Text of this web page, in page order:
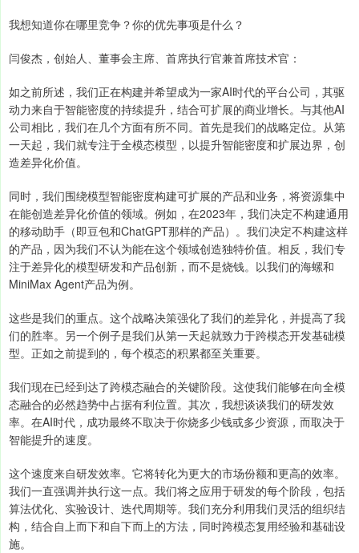
我想知道你在哪里竞争？你的优先事项是什么？
闫俊杰，创始人、董事会主席、首席执行官兼首席技术官：
如之前所述，我们正在构建并希望成为一家AI时代的平台公司，其驱
动力来自于智能密度的持续提升，结合可扩展的商业增长。与其他AI
公司相比，我们在几个方面有所不同。首先是我们的战略定位。从第
一天起，我们就专注于全模态模型，以提升智能密度和扩展边界，创
造差异化价值。
同时，我们围绕模型智能密度构建可扩展的产品和业务，将资源集中
在能创造差异化价值的领域。例如，在2023年，我们决定不构建通用
的移动助手（即豆包和ChatGPT那样的产品）。我们决定不构建这样
的产品，因为我们不认为能在这个领域创造独特价值。相反，我们专
注于差异化的模型研发和产品创新，而不是烧钱。以我们的海螺和
MiniMax Agent产品为例。
这些是我们的重点。这个战略决策强化了我们的差异化，并提高了我
们的胜率。另一个例子是我们从第一天起就致力于跨模态开发基础模
型。正如之前提到的，每个模态的积累都至关重要。
我们现在已经到达了跨模态融合的关键阶段。这使我们能够在向全模
态融合的必然趋势中占据有利位置。其次，我想谈谈我们的研发效
率。在AI时代，成功最终不取决于你烧多少钱或多少资源，而取决于
智能提升的速度。
这个速度来自研发效率。它将转化为更大的市场份额和更高的效率。
我们一直强调并执行这一点。我们将之应用于研发的每个阶段，包括
算法优化、实验设计、迭代周期等。我们充分利用我们灵活的组织结
构，结合自上而下和自下而上的方法，同时跨模态复用经验和基础设
施。